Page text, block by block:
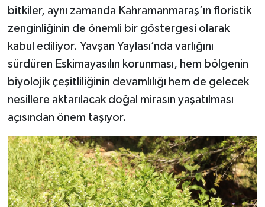
bitkiler, aynı zamanda Kahramanmaraş’ın floristik
zenginliğinin de önemli bir göstergesi olarak
kabul ediliyor. Yavşan Yaylası’nda varlığını
sürdüren Eskimayasılın korunması, hem bölgenin
biyolojik çeşitliliğinin devamlılığı hem de gelecek
nesillere aktarılacak doğal mirasın yaşatılması
açısından önem taşıyor.